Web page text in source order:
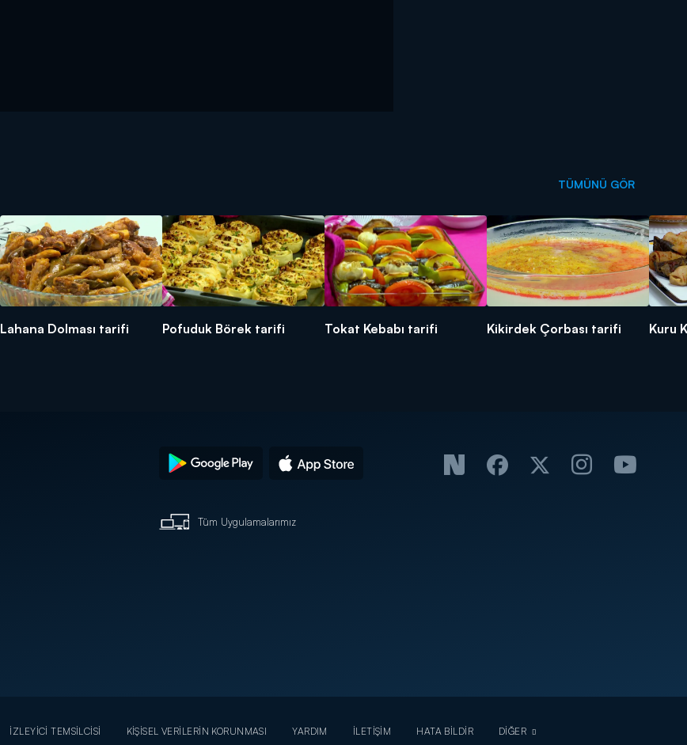
TÜMÜNÜ GÖR
Lahana Dolması tarifi Pofuduk Börek tarifi Tokat Kebabı tarifi Kikirdek Çorbası tarifi Kuru
Tüm Uygulamalarımız
İZLEYİCİ TEMSİLCİSİ KİŞİSEL VERİLERİN KORUNMASI YARDIM İLETİŞİM HATA BİLDİR DİĞER